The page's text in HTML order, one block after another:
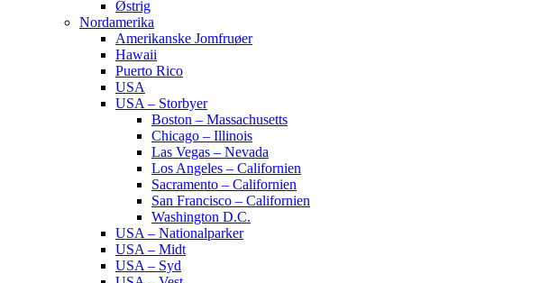
Østrig
Nordamerika
Amerikanske Jomfruøer
Hawaii
Puerto Rico
USA
USA – Storbyer
Boston – Massachusetts
Chicago – Illinois
Las Vegas – Nevada
Los Angeles – Californien
Sacramento – Californien
San Francisco – Californien
Washington D.C.
USA – Nationalparker
USA – Midt
USA – Syd